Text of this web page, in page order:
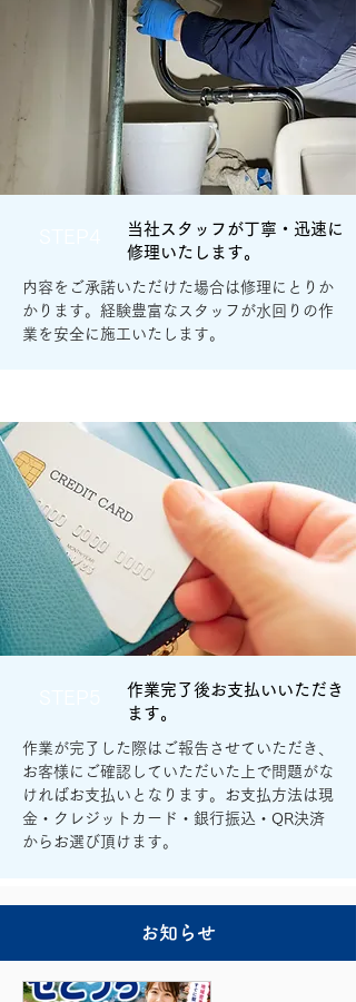
当社スタッフが丁寧・迅速に
修理いたします。
内容をご承諾いただけた場合は修理にとりか
かります。経験豊富なスタッフが水回りの作
業を安全に施工いたします。
作業完了後お支払いいただき
ます。
作業が完了した際はご報告させていただき、
お客様にご確認していただいた上で問題がな
ければお支払いとなります。お支払方法は現
金・クレジットカード・銀行振込・QR決済
からお選び頂けます。
お知らせ